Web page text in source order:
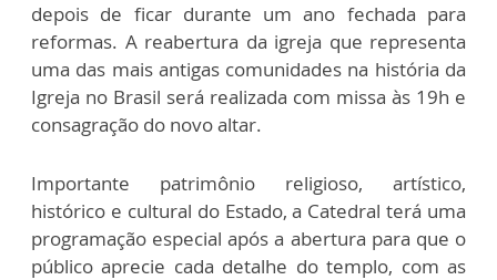
depois de ficar durante um ano fechada para
reformas. A reabertura da igreja que representa
uma das mais antigas comunidades na história da
Igreja no Brasil será realizada com missa às 19h e
consagração do novo altar.
Importante patrimônio religioso, artístico,
histórico e cultural do Estado, a Catedral terá uma
programação especial após a abertura para que o
público aprecie cada detalhe do templo, com as